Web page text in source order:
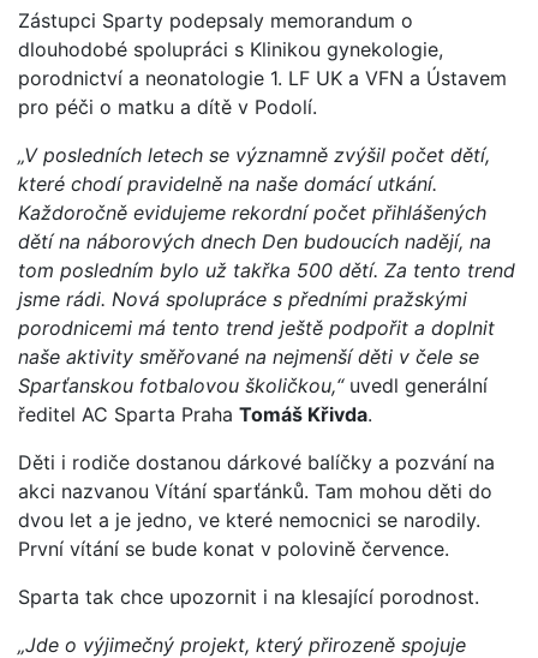
Zástupci Sparty podepsaly memorandum o
dlouhodobé spolupráci s Klinikou gynekologie,
porodnictví a neonatologie 1. LF UK a VFN a Ústavem
pro péči o matku a dítě v Podolí.
„V posledních letech se významně zvýšil počet dětí,
které chodí pravidelně na naše domácí utkání.
Každoročně evidujeme rekordní počet přihlášených
dětí na náborových dnech Den budoucích nadějí, na
tom posledním bylo už takřka 500 dětí. Za tento trend
jsme rádi. Nová spolupráce s předními pražskými
porodnicemi má tento trend ještě podpořit a doplnit
naše aktivity směřované na nejmenší děti v čele se
Sparťanskou fotbalovou školičkou,“uvedl generální
ředitel AC Sparta Praha Tomáš Křivda.
Děti i rodiče dostanou dárkové balíčky a pozvání na
akci nazvanou Vítání sparťánků. Tam mohou děti do
dvou let a je jedno, ve které nemocnici se narodily.
První vítání se bude konat v polovině července.
Sparta tak chce upozornit i na klesající porodnost.
„Jde o výjimečný projekt, který přirozeně spojuje